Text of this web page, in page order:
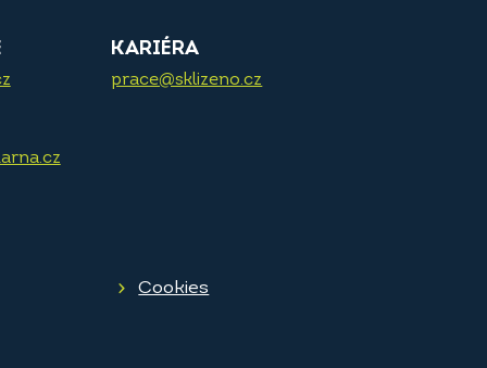
KARIÉRA
prace@sklizeno.cz
Cookies